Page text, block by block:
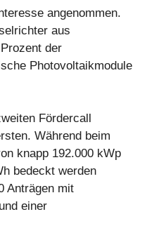
angenommen.
aus
der
Photovoltaikmodule
Fördercall
Während beim
knapp 192.000 kWp
bedeckt werden
Anträgen mit
einer